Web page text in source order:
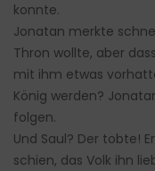
konnte.
Jonatan merkte
Thron wollte, aber
mit ihm etwas
König werden?
folgen.
Und Saul? Der tobte!
schien, das Volk ihn